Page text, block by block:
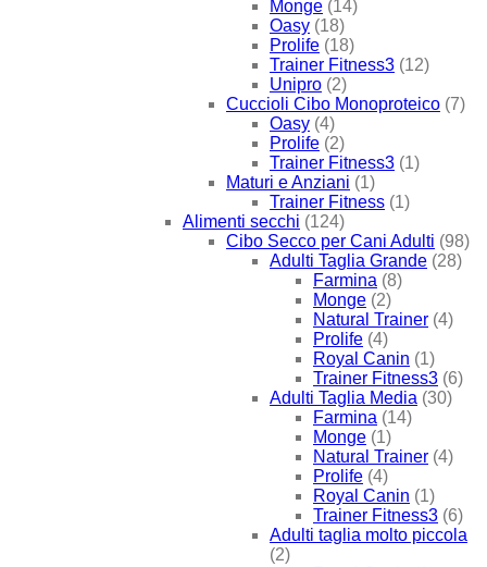
Monge (14)
Oasy (18)
Prolife (18)
Trainer Fitness3 (12)
Unipro (2)
Cuccioli Cibo Monoproteico (7)
Oasy (4)
Prolife (2)
Trainer Fitness3 (1)
Maturi e Anziani (1)
Trainer Fitness (1)
Alimenti secchi (124)
Cibo Secco per Cani Adulti (98)
Adulti Taglia Grande (28)
Farmina (8)
Monge (2)
Natural Trainer (4)
Prolife (4)
Royal Canin (1)
Trainer Fitness3 (6)
Adulti Taglia Media (30)
Farmina (14)
Monge (1)
Natural Trainer (4)
Prolife (4)
Royal Canin (1)
Trainer Fitness3 (6)
Adulti taglia molto piccola
(2)